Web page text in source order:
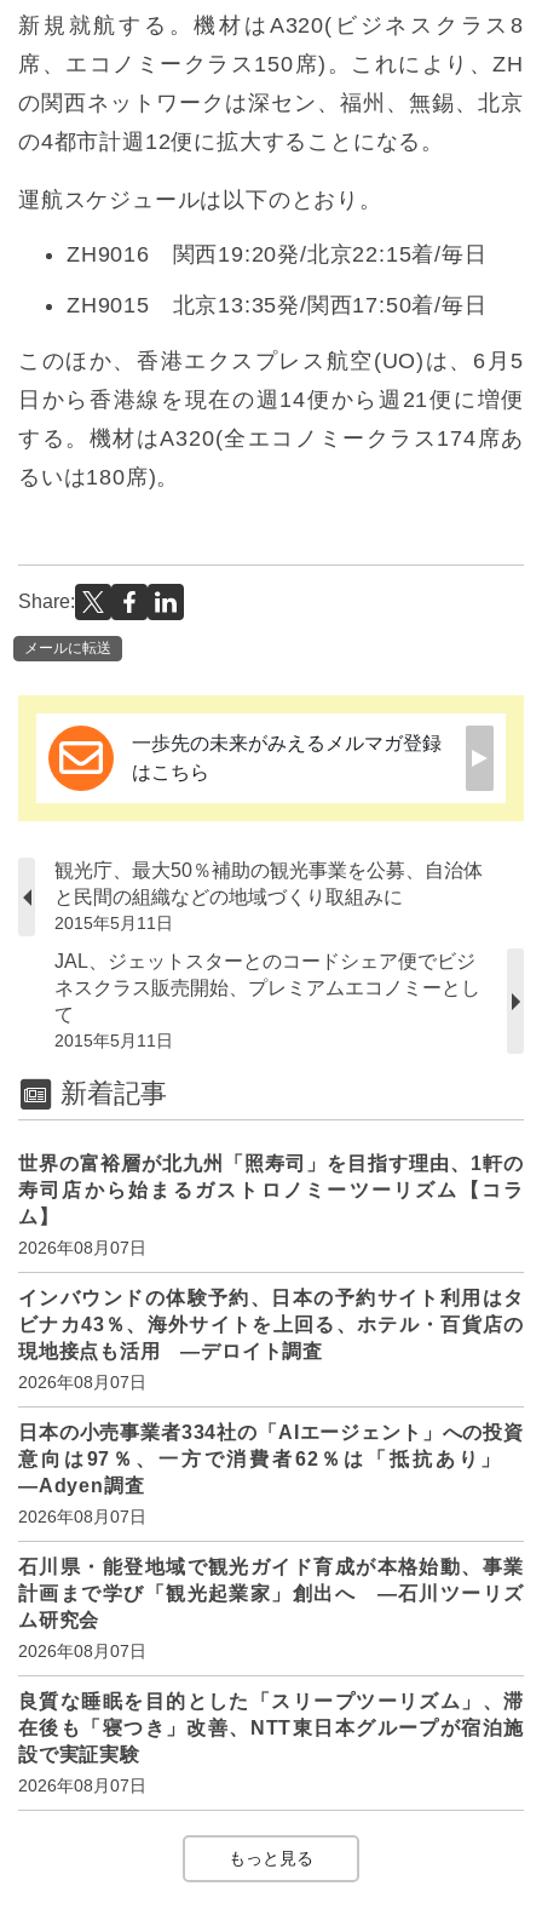
新規就航する。機材はA320(ビジネスクラス8
席、エコノミークラス150席)。これにより、ZH
の関西ネットワークは深セン、福州、無錫、北京
の4都市計週12便に拡大することになる。
運航スケジュールは以下のとおり。
ZH9016 関西19:20発/北京22:15着/毎日
ZH9015 北京13:35発/関西17:50着/毎日
このほか、香港エクスプレス航空(UO)は、6月5
日から香港線を現在の週14便から週21便に増便
する。機材はA320(全エコノミークラス174席あ
るいは180席)。
Share:
メールに転送
一歩先の未来がみえるメルマガ登録
はこちら
観光庁、最大50％補助の観光事業を公募、自治体
と民間の組織などの地域づくり取組みに
2015年5月11日
JAL、ジェットスターとのコードシェア便でビジ
ネスクラス販売開始、プレミアムエコノミーとし
て
2015年5月11日
新着記事
世界の富裕層が北九州「照寿司」を目指す理由、1軒の
寿司店から始まるガストロノミーツーリズム【コラ
ム】
2026年08月07日
インバウンドの体験予約、日本の予約サイト利用はタ
ビナカ43％、海外サイトを上回る、ホテル・百貨店の
現地接点も活用 ―デロイト調査
2026年08月07日
日本の小売事業者334社の「AIエージェント」への投資
意向は97％、一方で消費者62％は「抵抗あり」
―Adyen調査
2026年08月07日
石川県・能登地域で観光ガイド育成が本格始動、事業
計画まで学び「観光起業家」創出へ ―石川ツーリズ
ム研究会
2026年08月07日
良質な睡眠を目的とした「スリープツーリズム」、滞
在後も「寝つき」改善、NTT東日本グループが宿泊施
設で実証実験
2026年08月07日
もっと見る